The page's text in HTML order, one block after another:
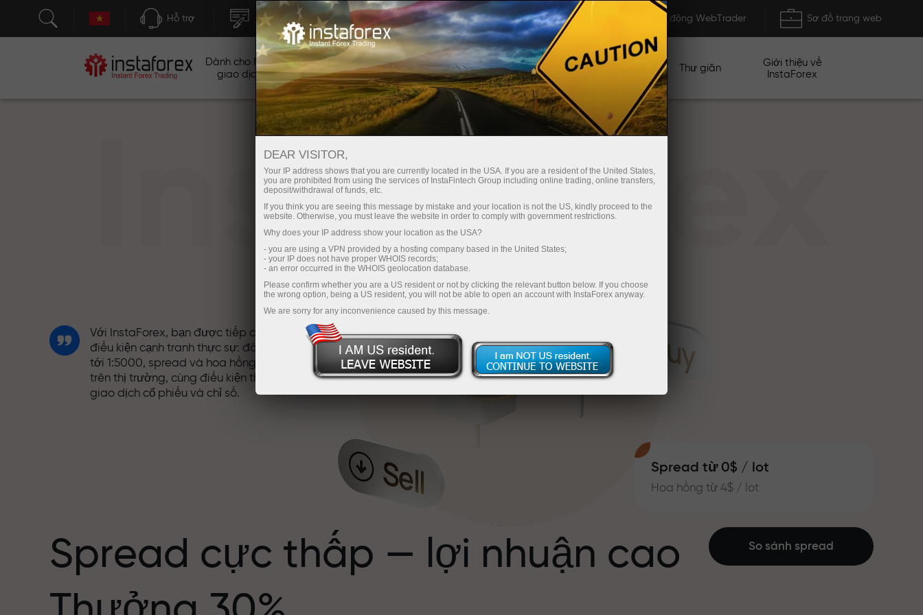
Hỗ trợ Mở tài khoản ngay lập tức Tải nền tảng giao dịch Metatrader Khởi động WebTrader Sơ đồ trang web
Dành cho Nhà
giao dịch
Cho người mới
bắt đầu
Dành cho nhà
đầu tư
Dành cho đối tác Các chiến dịch Thư giãn
Giới thiệu về
InstaForex
InstaForex
Spread từ 0$ / lot
Hoa hồng từ 4$ / lot
Với InstaForex, bạn được tiếp cận những
điều kiện cạnh tranh thực sự: đòn bẩy lên
tới 1:5000, spread và hoa hồng tốt nhất
trên thị trường, cùng điều kiện thuận lợi để
giao dịch cổ phiếu và chỉ số.
dịch có cùng giá trị. Aleš Loprais mang
tinh thần quyết tâm và kỷ luật vào thế giới
Spread cực thấp — lợi nhuận cao
So sánh spread
DEAR VISITOR,
Your IP address shows that you are currently located in the USA. If you are a resident of the United States,
you are prohibited from using the services of InstaFintech Group including online trading, online transfers,
deposit/withdrawal of funds, etc.
If you think you are seeing this message by mistake and your location is not the US, kindly proceed to the
website. Otherwise, you must leave the website in order to comply with government restrictions.
Why does your IP address show your location as the USA?
- you are using a VPN provided by a hosting company based in the United States;
- your IP does not have proper WHOIS records;
- an error occurred in the WHOIS geolocation database.
Please confirm whether you are a US resident or not by clicking the relevant button below. If you choose
the wrong option, being a US resident, you will not be able to open an account with InstaForex anyway.
We are sorry for any inconvenience caused by this message.